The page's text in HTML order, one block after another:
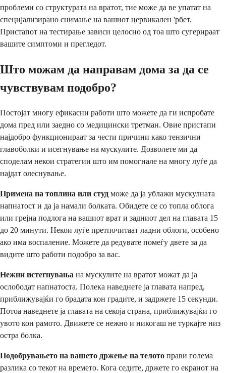
проблеми со структурата на вратот, тие може да ве упатат на
специјализирано снимање на вашиот цервикален 'рбет.
Пристапот на тестирање зависи целосно од тоа што сугерираат
вашите симптоми и прегледот.
Што можам да направам дома за да се
чувствувам подобро?
Постојат многу ефикасни работи што можете да ги испробате
дома пред или заедно со медицински третман. Овие пристапи
најдобро функционираат за чести причини како тензични
главоболки и исегнување на мускулите. Дозволете ми да
споделам некои стратегии што им помогнале на многу луѓе да
најдат олеснување.
Примена на топлина или студ може да ја ублажи мускулната
напнатост и да ја намали болката. Обидете се со топла облога
или грејна подлога на вашиот врат и задниот дел на главата 15
до 20 минути. Некои луѓе претпочитаат ладни облоги, особено
ако има воспаление. Можете да редувате помеѓу двете за да
видите што работи подобро за вас.
Нежни истегнувања на мускулите на вратот можат да ја
ослободат напнатоста. Полека наведнете ја главата напред,
приближувајќи го брадата кон градите, и задржете 15 секунди.
Потоа наведнете ја главата на секоја страна, приближувајќи го
увото кон рамото. Движете се нежно и никогаш не туркајте низ
остра болка.
Подобрувањето на вашето држење на телото прави голема
разлика со текот на времето. Кога седите, држете го екранот на